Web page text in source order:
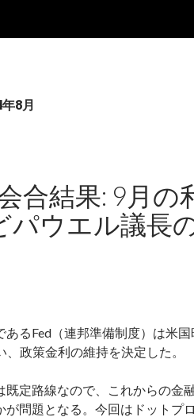
8月
合結果: 9月の
パウエル議長
あるFed（連邦準備制度）は米国
政策金利の維持を決定した。
既定路線なので、これからの金
が問題となる。今回はドットプ